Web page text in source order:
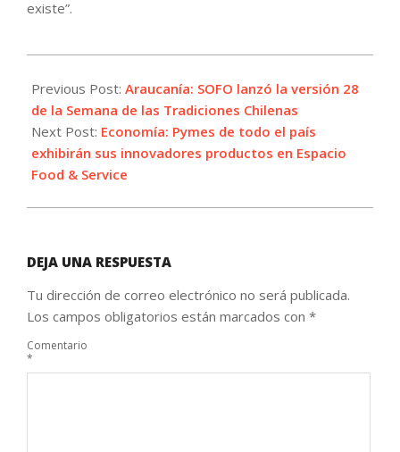
existe”.
09-
07
Previous Post: Araucanía: SOFO lanzó la versión 28
de la Semana de las Tradiciones Chilenas
Next Post: Economía: Pymes de todo el país
exhibirán sus innovadores productos en Espacio
Food & Service
DEJA UNA RESPUESTA
Tu dirección de correo electrónico no será publicada.
Los campos obligatorios están marcados con *
Comentario
*